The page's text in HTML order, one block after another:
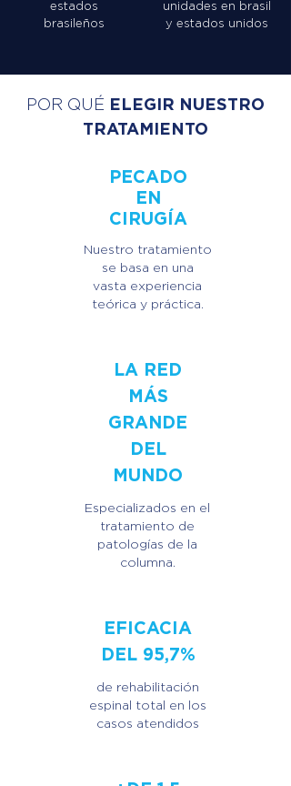
estados
brasileños
unidades en brasil
y estados unidos
POR QUÉ ELEGIR NUESTRO
TRATAMIENTO
PECADO
EN
CIRUGÍA
Nuestro tratamiento
se basa en una
vasta experiencia
teórica y práctica.
LA RED
MÁS
GRANDE
DEL
MUNDO
Especializados en el
tratamiento de
patologías de la
columna.
EFICACIA
DEL 95,7%
de rehabilitación
espinal total en los
casos atendidos